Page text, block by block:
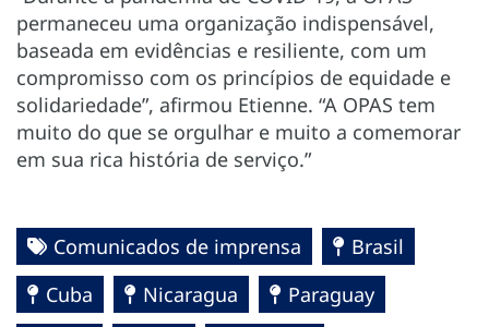
permaneceu uma organização indispensável,
baseada em evidências e resiliente, com um
compromisso com os princípios de equidade e
solidariedade”, afirmou Etienne. “A OPAS tem
muito do que se orgulhar e muito a comemorar
em sua rica história de serviço.”
Comunicados de imprensa
Brasil
Cuba
Nicaragua
Paraguay